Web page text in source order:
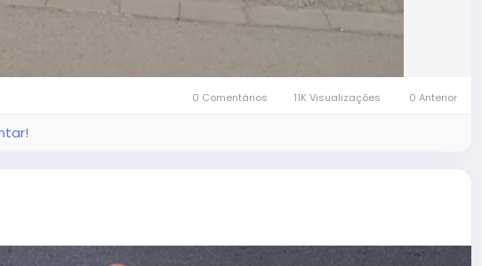
0 Comentários 11K Visualizações 0 Anterior